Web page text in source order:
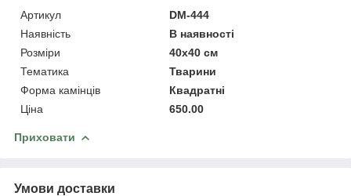
Артикул
DM-444
Наявність
В наявності
Розміри
40x40 см
Тематика
Тварини
Форма камінців
Квадратні
Ціна
650.00
Приховати
Умови доставки